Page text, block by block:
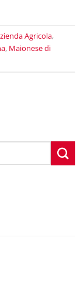
Agricola,
, Maionese di